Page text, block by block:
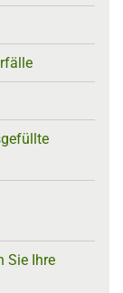
Sie Ihre